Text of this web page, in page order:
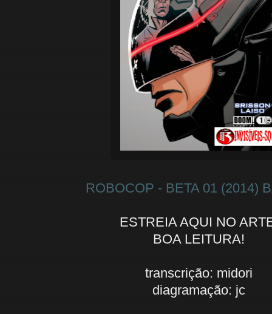
ROBOCOP - BETA 01 (2014)
ESTREIA AQUI NO
BOA LEITURA!
transcrição: midori
diagramação: jc